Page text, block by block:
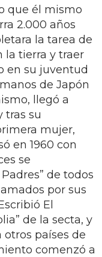
que él mismo
2.000 años
la tarea de
la tierra y traer
en su juventud
de Japón
llegó a
tras su
mujer,
en 1960 con
se
de todos
por sus
El
de la secta, y
países de
comenzó a